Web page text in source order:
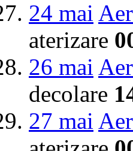
24 mai
aterizare
26 mai
decolare
27 mai